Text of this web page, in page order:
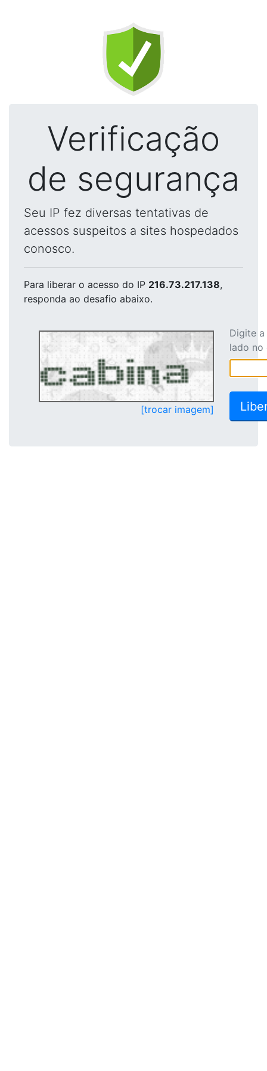
Verificação
de segurança
Seu IP fez diversas tentativas de
acessos suspeitos a sites hospedados
conosco.
Para liberar o acesso do IP 216.73.217.138,
responda ao desafio abaixo.
[trocar imagem]
Digite
lado no